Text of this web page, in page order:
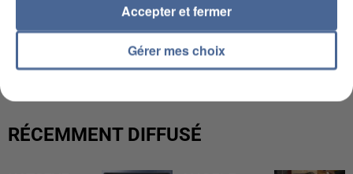
LES DONNÉES DE 300 000 CLIENTS DÉROBÉES À
INTERMARCHÉ APRÈS UNE...
RÉCEMMENT DIFFUSÉ
Gérer mes choix
Accepter et fermer